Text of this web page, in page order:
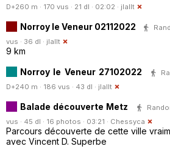
D+260 m · 170 vus · 21 dl · 02:02 · jlallt
Norroy le Veneur 02112022
vus · 36 dl · jlallt
9 km
Norroy le Veneur 27102022
D+240 m · 186 vus · 43 dl · jlallt
Balade découverte Metz
vus · 45 dl · 16 photos · 03:21 · Chessyca
Parcours découverte de cette ville
avec Vincent D. Superbe